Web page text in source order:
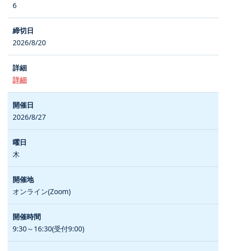
6
2026/8/20
詳細
2026/8/27
木
オンライン(Zoom)
9:30～16:30(受付9:00)